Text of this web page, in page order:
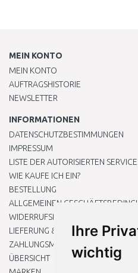
Ihre
wichtig
MEIN KONTO
MEIN KONTO
AUFTRAGSHISTORIE
NEWSLETTER
INFORMATIONEN
DATENSCHUTZBESTIMMUNGEN
IMPRESSUM
LISTE DER AUTORISIERTEN
WIE KAUFE ICH EIN?
BESTELLUNG
ALLGEMEINEN
WIDERRUFSRECHT
LIEFERUNG & ZAHLUNG
ZAHLUNGSMETHODEN
ÜBERSICHT